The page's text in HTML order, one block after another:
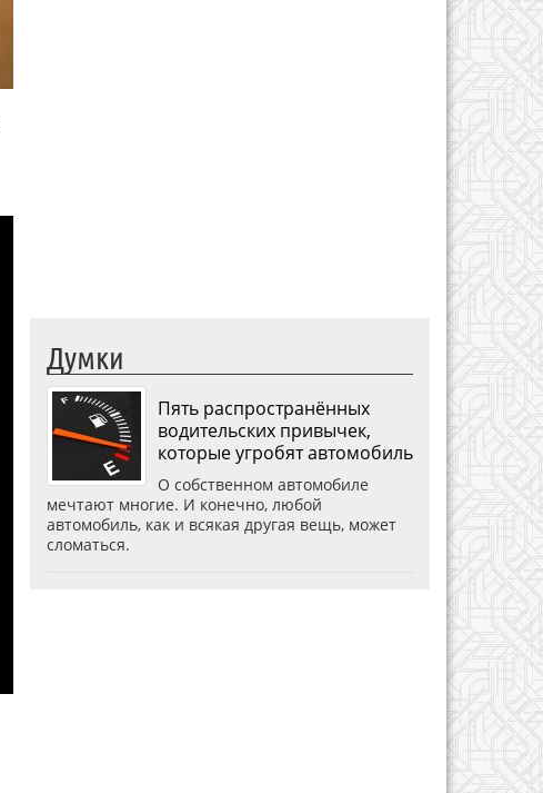
Думки
Пять распространённых
водительских привычек,
которые угробят автомобиль
О собственном автомобиле
мечтают многие. И конечно, любой
автомобиль, как и всякая другая вещь, может
сломаться.